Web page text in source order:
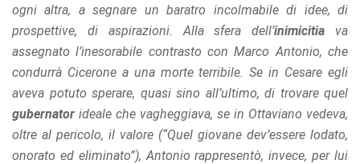
ogni altra, a segnare un baratro incolmabile di idee, di
prospettive, di aspirazioni. Alla sfera dell’inimicitia va
assegnato l’inesorabile contrasto con Marco Antonio, che
condurrà Cicerone a una morte terribile. Se in Cesare egli
aveva potuto sperare, quasi sino all’ultimo, di trovare quel
gubernator ideale che vagheggiava, se in Ottaviano vedeva,
oltre al pericolo, il valore (“Quel giovane dev’essere lodato,
onorato ed eliminato”), Antonio rappresentò, invece, per lui